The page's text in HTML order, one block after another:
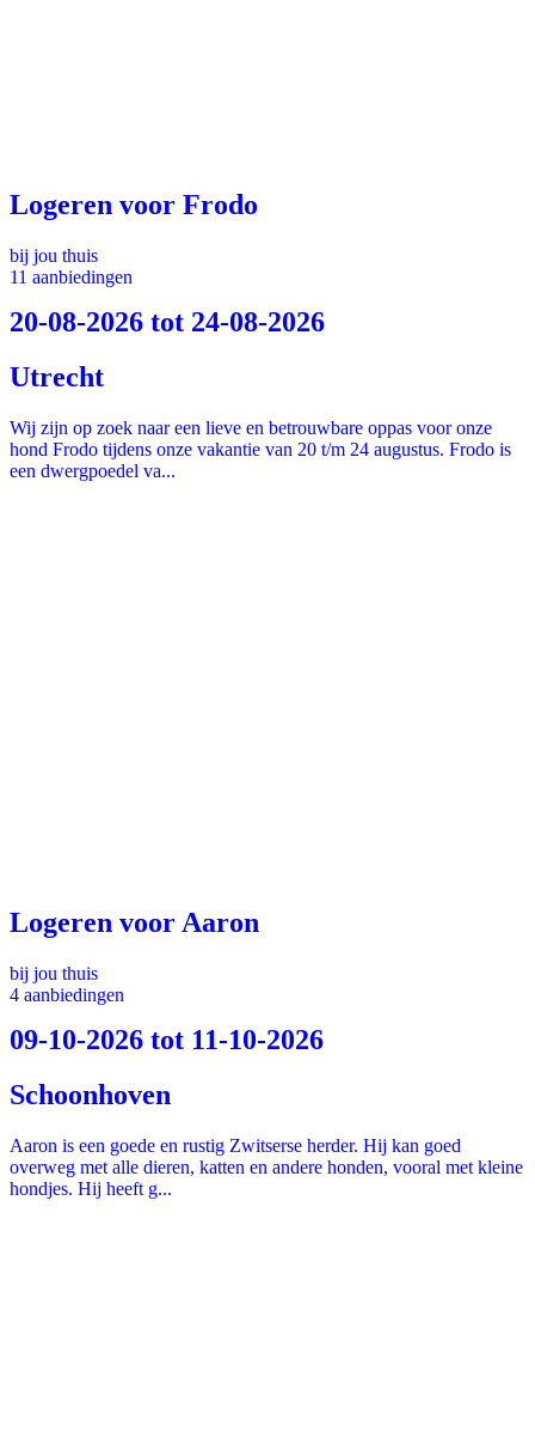
Logeren voor Frodo
bij jou thuis
11 aanbiedingen
20-08-2026 tot 24-08-2026
Utrecht
Wij zijn op zoek naar een lieve en betrouwbare oppas voor onze
hond Frodo tijdens onze vakantie van 20 t/m 24 augustus. Frodo is
een dwergpoedel va...
Logeren voor Aaron
bij jou thuis
4 aanbiedingen
09-10-2026 tot 11-10-2026
Schoonhoven
Aaron is een goede en rustig Zwitserse herder. Hij kan goed
overweg met alle dieren, katten en andere honden, vooral met kleine
hondjes. Hij heeft g...